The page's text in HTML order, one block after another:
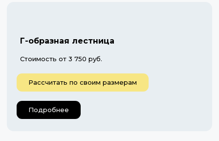
Г-образная лестница
Стоимость от 3 750 руб.
Рассчитать по своим размерам
Подробнее